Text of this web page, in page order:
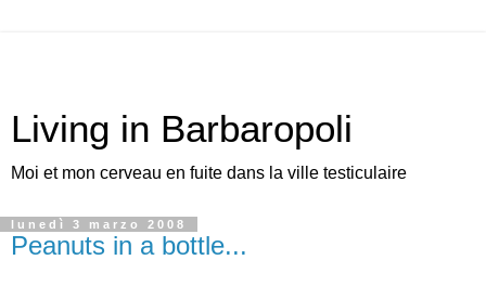
Living in Barbaropoli
Moi et mon cerveau en fuite dans la ville testiculaire
lunedì 3 marzo 2008
Peanuts in a bottle...